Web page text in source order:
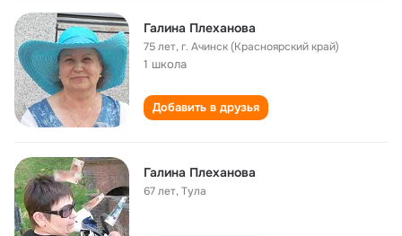
Галина Плеханова
75 лет,г. Ачинск (Красноярский край)
1 школа
Добавить в друзья
Галина Плеханова
67 лет,Тула